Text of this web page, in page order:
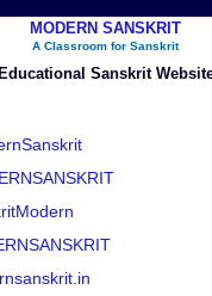
MODERN SANSKRIT
A Classroom for Sanskrit
Educational Sanskrit